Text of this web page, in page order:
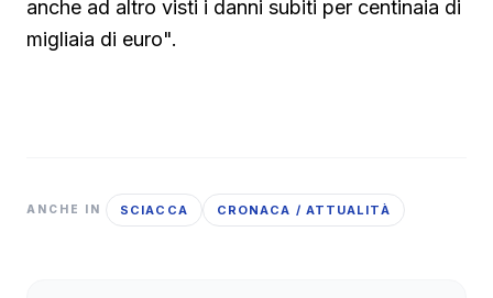
anche ad altro visti i danni subiti per centinaia di
migliaia di euro".
ANCHE IN SCIACCA CRONACA / ATTUALITÀ